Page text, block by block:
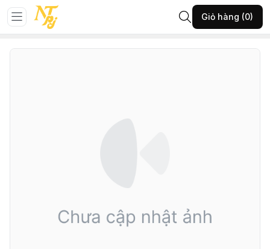
Giỏ hàng (0)
Trang chủ
Vật phẩm phong thủy khác
151-VĐH-VP trụ tóc đỏ nhỏ-(A1250.28626)